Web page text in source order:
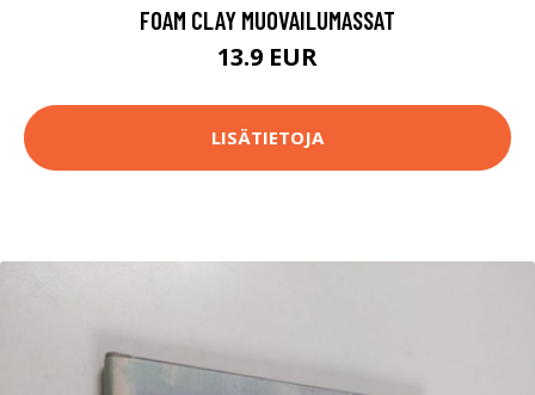
FOAM CLAY MUOVAILUMASSAT
13.9 EUR
LISÄTIETOJA